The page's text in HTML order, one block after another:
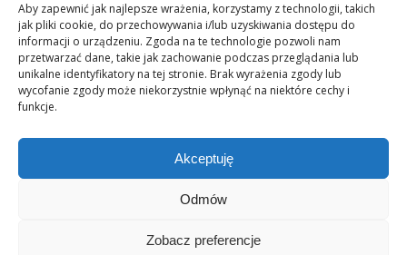
Aby zapewnić jak najlepsze wrażenia, korzystamy z technologii, takich
jak pliki cookie, do przechowywania i/lub uzyskiwania dostępu do
informacji o urządzeniu. Zgoda na te technologie pozwoli nam
przetwarzać dane, takie jak zachowanie podczas przeglądania lub
unikalne identyfikatory na tej stronie. Brak wyrażenia zgody lub
wycofanie zgody może niekorzystnie wpłynąć na niektóre cechy i
funkcje.
Akceptuję
Odmów
Zobacz preferencje
Daria Dudzik. Kocham Cię
17 kwietnia 2026